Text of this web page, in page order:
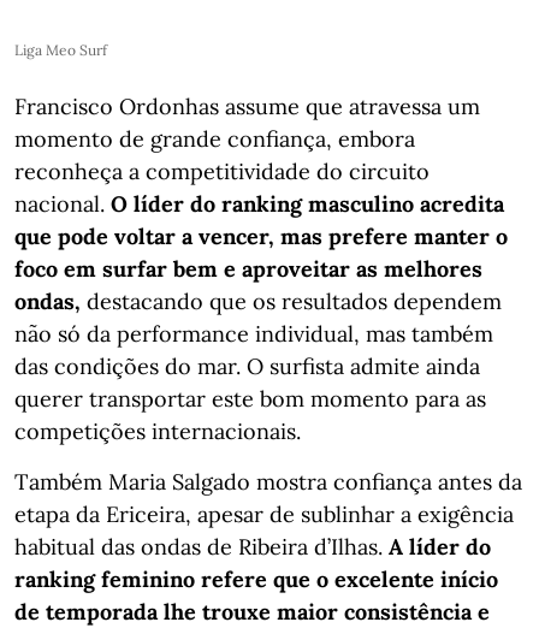
Liga Meo Surf
Francisco Ordonhas assume que atravessa um
momento de grande confiança, embora
reconheça a competitividade do circuito
nacional. O líder do ranking masculino acredita
que pode voltar a vencer, mas prefere manter o
foco em surfar bem e aproveitar as melhores
ondas, destacando que os resultados dependem
não só da performance individual, mas também
das condições do mar. O surfista admite ainda
querer transportar este bom momento para as
competições internacionais.
Também Maria Salgado mostra confiança antes da
etapa da Ericeira, apesar de sublinhar a exigência
habitual das ondas de Ribeira d’Ilhas. A líder do
ranking feminino refere que o excelente início
de temporada lhe trouxe maior consistência e